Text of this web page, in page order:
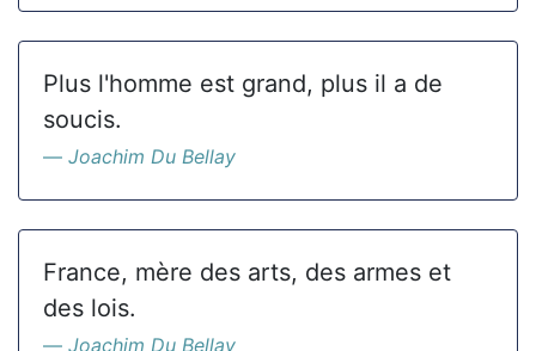
Plus l'homme est grand, plus il a de
soucis.
Joachim Du Bellay
France, mère des arts, des armes et
des lois.
Joachim Du Bellay